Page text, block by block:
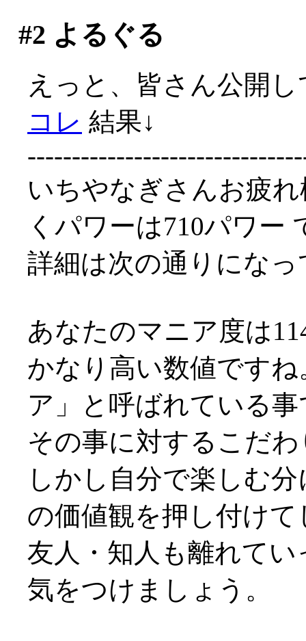
#2 よるぐる
えっと、皆さん公開
コレ 結果↓
いちやなぎさんお疲
くパワーは710パワー
詳細は次の通りにな
あなたのマニア度は
かなり高い数値です
ア」と呼ばれている
その事に対するこだ
しかし自分で楽しむ
の価値観を押し付け
友人・知人も離れて
気をつけましょう。